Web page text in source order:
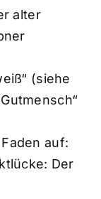
alter
(siehe
auf:
Der